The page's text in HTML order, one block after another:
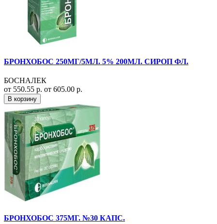
БРОНХОБОС 250МГ/5МЛ. 5% 200МЛ. СИРОП ФЛ.
БОСНАЛЕК
от 550.55 р. от 605.00 р.
В корзину
БРОНХОБОС 375МГ. №30 КАПС.